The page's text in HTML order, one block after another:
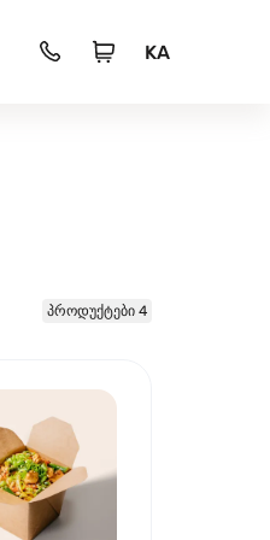
KA
პროდუქტები 4